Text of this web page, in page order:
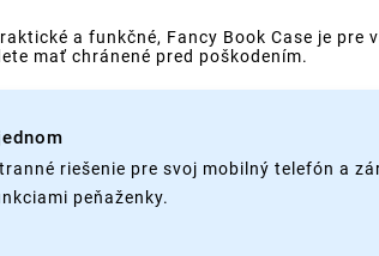
a funkčné, Fancy Book Case je
mať chránené pred poškodením.
riešenie pre svoj mobilný telefón a
peňaženky.